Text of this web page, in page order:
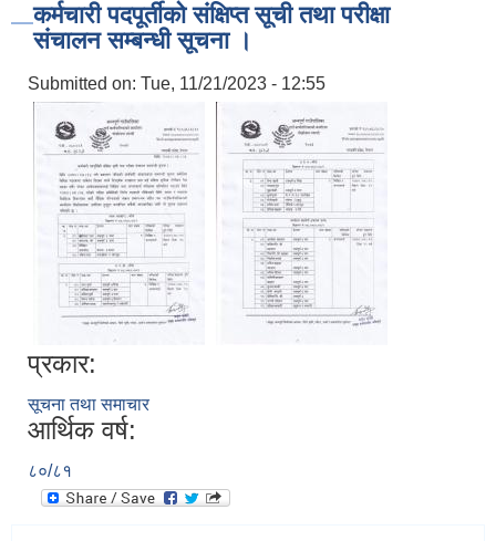
कर्मचारी पदपूर्तीको संक्षिप्त सूची तथा परीक्षा
संचालन सम्बन्धी सूचना ।
Submitted on: Tue, 11/21/2023 - 12:55
प्रकार:
सूचना तथा समाचार
आर्थिक वर्ष:
८०/८१